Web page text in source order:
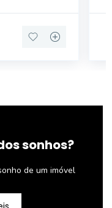
sonhos?
de um imóvel